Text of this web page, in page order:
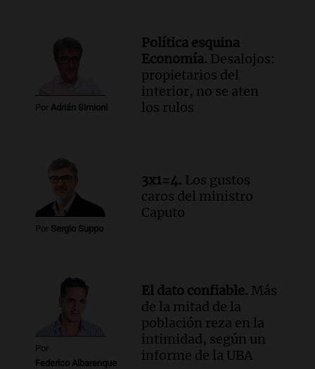
Rosario.
Viva la Radio Rosario
Audio.Luciano Cáceres llega a Córdoba a
presentar “Paraíso”, una obra que
Episodios
Por Adrián Simioni
Política esquina
Economía. Desalojos:
propietarios del
interior, no se aten
los rulos
Por Sergio Suppo
3x1=4. Los gustos
caros del ministro
Caputo
Por
Federico Albarenque
El dato confiable. Más
de la mitad de la
población reza en la
intimidad, según un
informe de la UBA